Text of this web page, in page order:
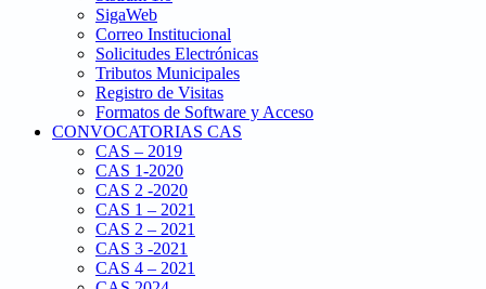
SigaWeb
Correo Institucional
Solicitudes Electrónicas
Tributos Municipales
Registro de Visitas
Formatos de Software y Acceso
CONVOCATORIAS CAS
CAS – 2019
CAS 1-2020
CAS 2 -2020
CAS 1 – 2021
CAS 2 – 2021
CAS 3 -2021
CAS 4 – 2021